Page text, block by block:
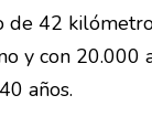
de 42
y con
años.